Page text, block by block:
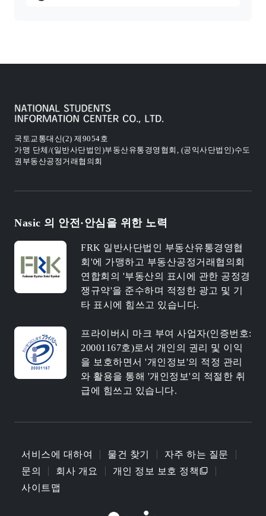
국토교통대신(2) 제9054호
가맹 단체/(일반사단법인)부동산유통경영협회, (공익사단법인)수도
권부동산공정거래협의회
Nasic 의 안전·안심을 위한 노력
FRK 일반사단법인 부동산유통경영협
회'에 가맹하고 부동산공정거래협의회
연합회의 '부동산의 표시에 관한 공정경
쟁규약'을 준수하며 적정한 광고 및 기
타 표시에 힘쓰고 있습니다.
프라이버시 마크 부여 사업자(인증번호:
20001167호)로서 개인의 권리 및 이익
을 보호하면서 '개인정보'의 적정 관리
와 활용을 통해 '개인정보'의 적절한 취
급에 힘쓰고 있습니다.
서비스에 대하여 물건 찾기
자주 하는 질문
문의
회사 개요
개인 정보 보호 정책
사이트맵